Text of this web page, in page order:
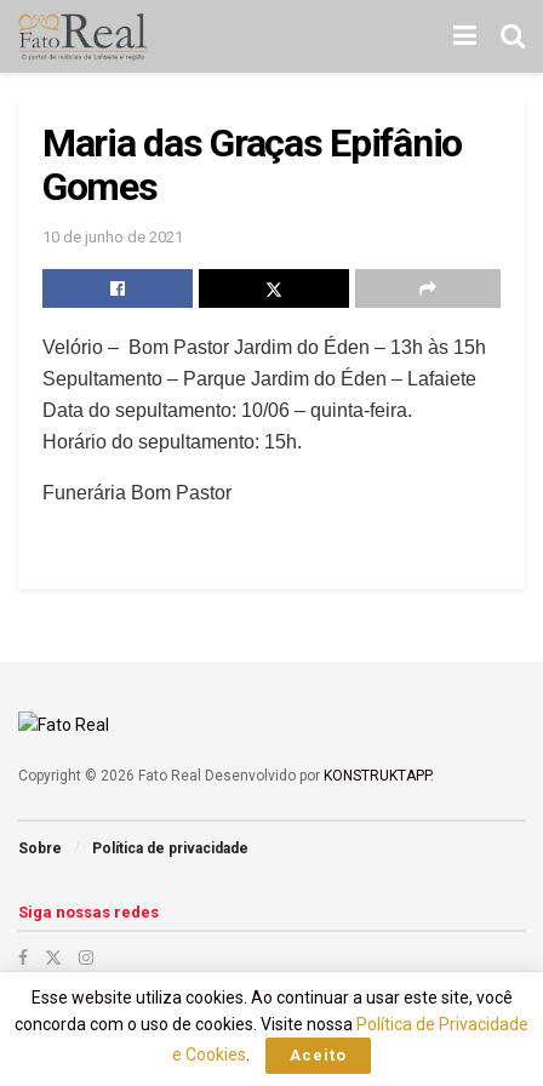
Maria das Graças Epifânio
Gomes
10 de junho de 2021
Velório – Bom Pastor Jardim do Éden – 13h às 15h
Sepultamento – Parque Jardim do Éden – Lafaiete
Data do sepultamento: 10/06 – quinta-feira.
Horário do sepultamento: 15h.
Funerária Bom Pastor
Copyright © 2026 Fato Real Desenvolvido por KONSTRUKTAPP.
Sobre Política de privacidade
Siga nossas redes
Esse website utiliza cookies. Ao continuar a usar este site, você
concorda com o uso de cookies. Visite nossa Política de Privacidade
e Cookies
Aceito